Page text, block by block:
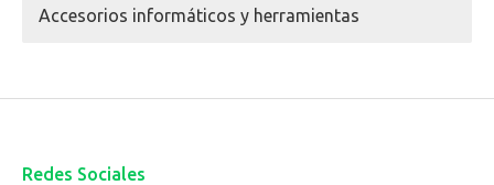
Accesorios informáticos y herramientas
Redes Sociales